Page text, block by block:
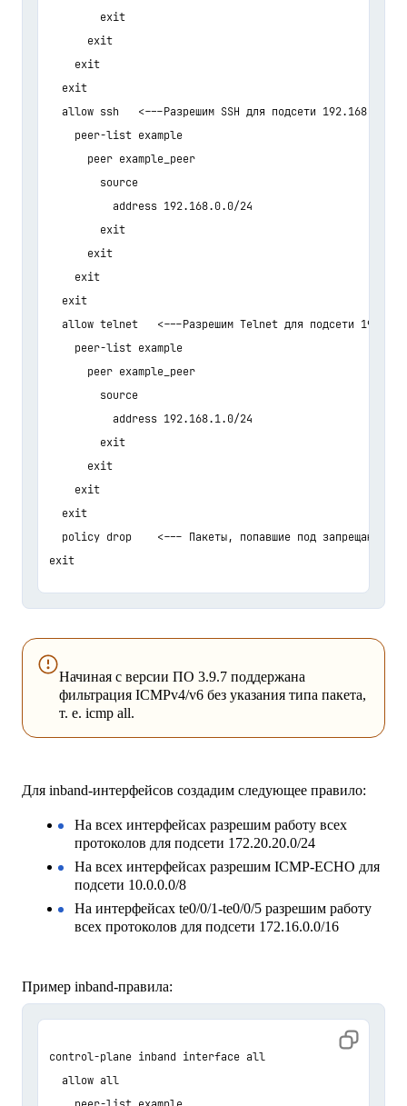
        exit
      exit
    exit
  exit
allow ssh   <---Разрешим SSH для подсети 192.168.0.0/
    peer-list example
      peer example_peer
        source
          address 192.168.0.0/24
        exit
      exit
    exit
  exit
allow telnet   <---Разрешим Telnet для подсети
    peer-list example
      peer example_peer
        source
          address 192.168.1.0/24
        exit
      exit
    exit
  exit
policy drop    <--- Пакеты, попавшие под запрещающее
Начиная с версии ПО 3.9.7 поддержана
фильтрация ICMPv4/v6 без указания типа пакета,
т. е. icmp all.
Для inband-интерфейсов создадим следующее правило:
На всех интерфейсах разрешим работу всех
протоколов для подсети 172.20.20.0/24
На всех интерфейсах разрешим ICMP-ECHO для
подсети 10.0.0.0/8
На интерфейсах te0/0/1-te0/0/5 разрешим работу
всех протоколов для подсети 172.16.0.0/16
Пример inband-правила:
control-plane inband interface all
  allow all